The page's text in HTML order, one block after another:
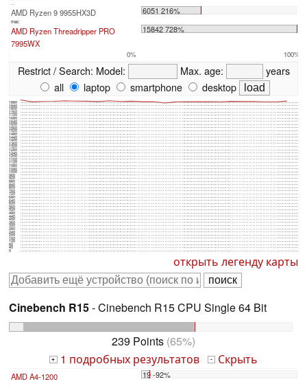
AMD Ryzen 9 9955HX3D 6051 216%
max:
AMD Ryzen Threadripper PRO
7995WX
15842 728%
0% 100%
Restrict / Search: Model: Max. age:
years
all
laptop smartphone desktop
0
40
80
120
160
200
240
280
320
360
400
440
480
520
560
600
640
680
720
760
800
840
880
920
960
1000
1040
1080
1120
1160
1200
1240
1280
1320
1360
1400
1440
1480
1520
1560
1600
1640
1680
1720
1760
1800
1840
1880
открыть легенду карты
Cinebench R15- Cinebench R15 CPU Single 64 Bit
239 Points (65%)
+ 1 подробных результатов - Скрыть
AMD A4-1200 19 -92%